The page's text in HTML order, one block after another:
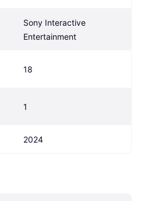
Sony Interactive
Entertainment
18
1
2024